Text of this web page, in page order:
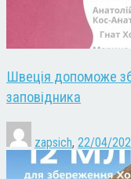
Швеція допоможе
заповідника
zapsich, 22/04/